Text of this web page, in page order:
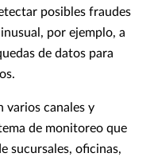
posibles fraudes
por ejemplo, a
de datos para
varios canales y
de monitoreo que
sucursales, oficinas,